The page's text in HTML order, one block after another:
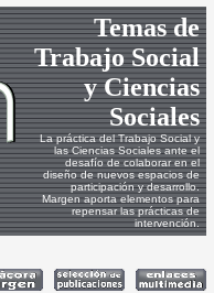
Temas de
Trabajo Social
y Ciencias
Sociales
La práctica del Trabajo Social y
las Ciencias Sociales ante el
desafío de colaborar en el
diseño de nuevos espacios de
participación y desarrollo.
Margen aporta elementos para
repensar las prácticas de
intervención.